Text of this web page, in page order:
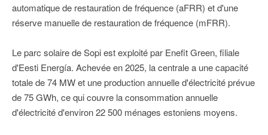
automatique de restauration de fréquence (aFRR) et d'une
réserve manuelle de restauration de fréquence (mFRR).
Le parc solaire de Sopi est exploité par Enefit Green, filiale
d'Eesti Energía. Achevée en 2025, la centrale a une capacité
totale de 74 MW et une production annuelle d'électricité prévue
de 75 GWh, ce qui couvre la consommation annuelle
d'électricité d'environ 22 500 ménages estoniens moyens.